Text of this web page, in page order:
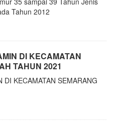
Tahun 2012
DI KECAMATAN
TAHUN 2021
DI KECAMATAN SEMARANG